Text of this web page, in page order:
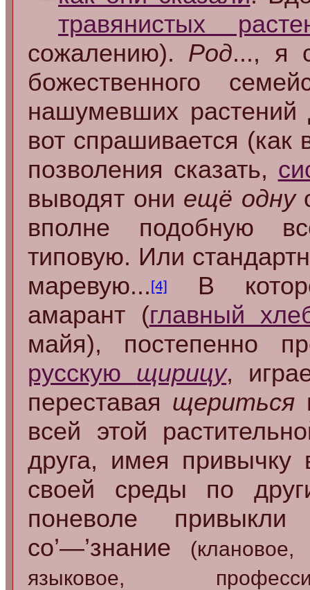
травянистых
сожалению). Род..., я
божественного
нашумевших
вот спрашивается (как
позволения сказать,
выводят они ещё одну
вполне подобную
типовую. Или
маревую...[4]
В
амарант (главный
майя), постепенно
русскую щирицу,
переставая щериться
всей этой
друга, имея привычку
своей среды по
поневоле
со’—’знание
языковое,